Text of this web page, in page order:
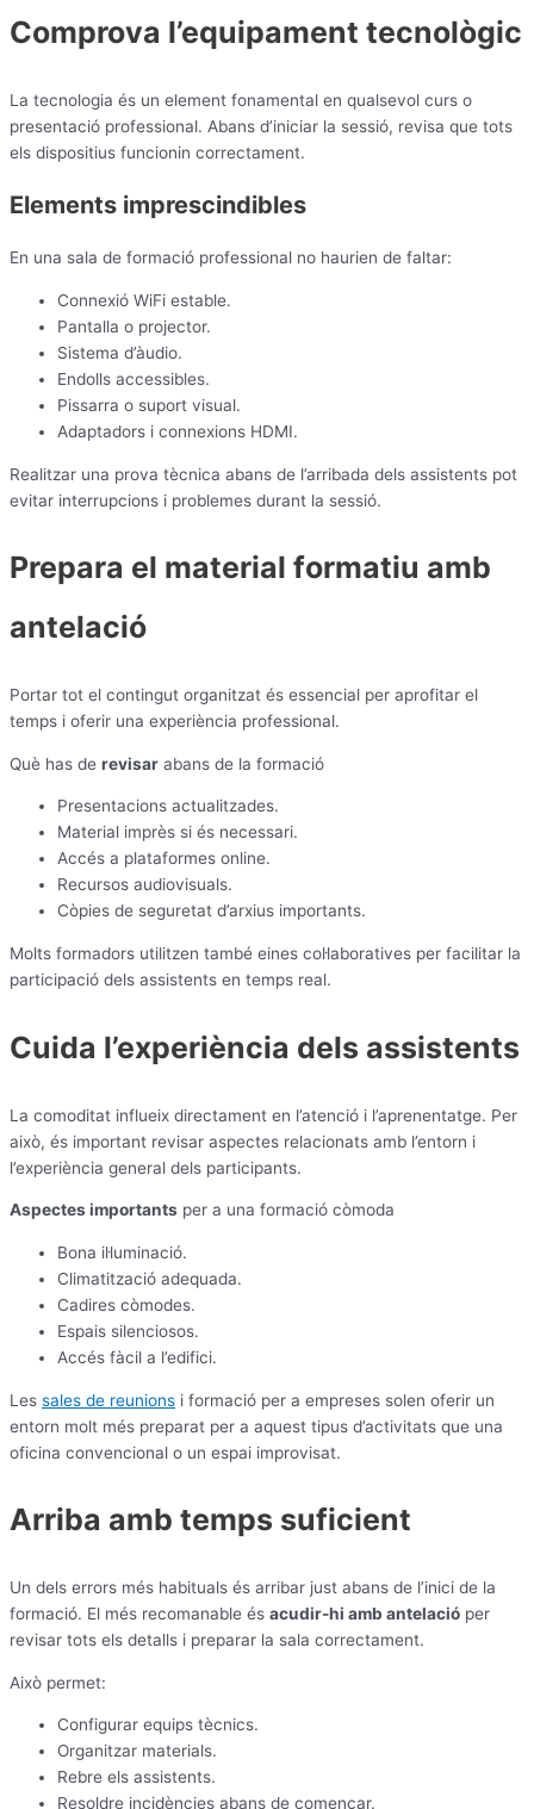
Comprova l’equipament tecnològic
La tecnologia és un element fonamental en qualsevol curs o
presentació professional. Abans d’iniciar la sessió, revisa que tots
els dispositius funcionin correctament.
Elements imprescindibles
En una sala de formació professional no haurien de faltar:
Connexió WiFi estable.
Pantalla o projector.
Sistema d’àudio.
Endolls accessibles.
Pissarra o suport visual.
Adaptadors i connexions HDMI.
Realitzar una prova tècnica abans de l’arribada dels assistents pot
evitar interrupcions i problemes durant la sessió.
Prepara el material formatiu amb
antelació
Portar tot el contingut organitzat és essencial per aprofitar el
temps i oferir una experiència professional.
Què has de revisar abans de la formació
Presentacions actualitzades.
Material imprès si és necessari.
Accés a plataformes online.
Recursos audiovisuals.
Còpies de seguretat d’arxius importants.
Molts formadors utilitzen també eines col·laboratives per facilitar la
participació dels assistents en temps real.
Cuida l’experiència dels assistents
La comoditat influeix directament en l’atenció i l’aprenentatge. Per
això, és important revisar aspectes relacionats amb l’entorn i
l’experiència general dels participants.
Aspectes importants per a una formació còmoda
Bona il·luminació.
Climatització adequada.
Cadires còmodes.
Espais silenciosos.
Accés fàcil a l’edifici.
Les sales de reunions i formació per a empreses solen oferir un
entorn molt més preparat per a aquest tipus d’activitats que una
oficina convencional o un espai improvisat.
Arriba amb temps suficient
Un dels errors més habituals és arribar just abans de l’inici de la
formació. El més recomanable és acudir-hi amb antelació per
revisar tots els detalls i preparar la sala correctament.
Això permet:
Configurar equips tècnics.
Organitzar materials.
Rebre els assistents.
Resoldre incidències abans de començar.